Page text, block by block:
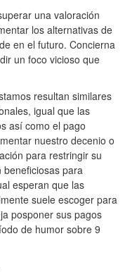
una valoración
los alternativas de
en el futuro. Concierna
un foco vicioso que
resultan similares
igual que las
así­ como el pago
nuestro decenio o
para restringir su
para
esperan que las
suele escoger para
posponer sus pagos
de humor sobre 9